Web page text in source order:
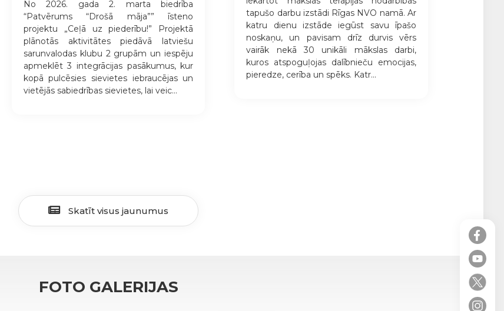
No 2026. gada 2. marta biedrība
“Patvērums “Drošā māja”” īsteno
projektu „Ceļā uz piederību!” Projektā
plānotās aktivitātes piedāvā latviešu
sarunvalodas klubu 2 grupām un iespēju
apmeklēt 3 integrācijas pasākumus, kur
kopā pulcēsies sievietes iebraucējas un
vietējās sabiedrības sievietes, lai veic...
tapušo darbu izstādi Rīgas NVO namā. Ar
katru dienu izstāde iegūst savu īpašo
noskaņu, un pavisam drīz durvis vērs
vairāk nekā 30 unikāli mākslas darbi,
kuros atspoguļojas dalībnieču emocijas,
pieredze, cerība un spēks. Katr...
Skatīt visus jaunumus
FOTO GALERIJAS